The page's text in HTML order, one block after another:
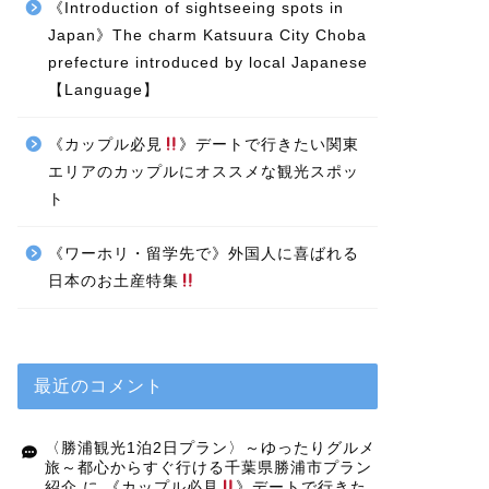
《Introduction of sightseeing spots in
Japan》The charm Katsuura City Choba
prefecture introduced by local Japanese
【Language】
《カップル必見
》デートで行きたい関東
エリアのカップルにオススメな観光スポッ
ト
《ワーホリ・留学先で》外国人に喜ばれる
日本のお土産特集
最近のコメント
〈勝浦観光1泊2日プラン〉～ゆったりグルメ
旅～都心からすぐ行ける千葉県勝浦市プラン